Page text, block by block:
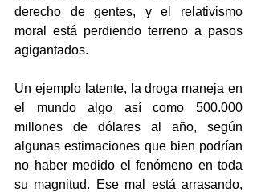
derecho de gentes, y el relativismo
moral está perdiendo terreno a pasos
agigantados.
Un ejemplo latente, la droga maneja en
el mundo algo así como 500.000
millones de dólares al año, según
algunas estimaciones que bien podrían
no haber medido el fenómeno en toda
su magnitud. Ese mal está arrasando,